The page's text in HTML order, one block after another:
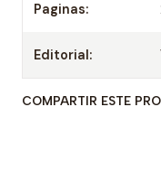
Paginas:
Editorial:
COMPARTIR ESTE